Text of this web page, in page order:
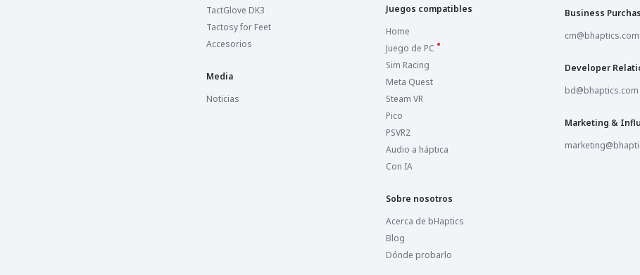
TactGlove DK3
Tactosy for Feet
Accesorios
Media
Noticias
Juegos compatibles
Home
Juego de PC
Sim Racing
Meta Quest
Steam VR
Pico
PSVR2
Audio a háptica
Con IA
Sobre nosotros
Acerca de bHaptics
Blog
Dónde probarlo
Business
cm@bhaptics.com
Developer
bd@bhaptics.com
Marketing &